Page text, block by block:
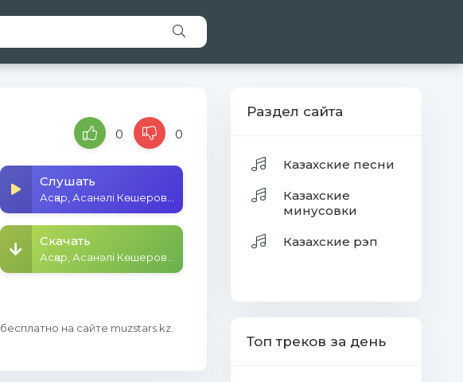
0 0
Слушать
Скачать
бесплатно на сайте muzstars.kz.
Раздел сайта
Казахские песни
Казахские
минусовки
Казахские рэп
Топ треков за день